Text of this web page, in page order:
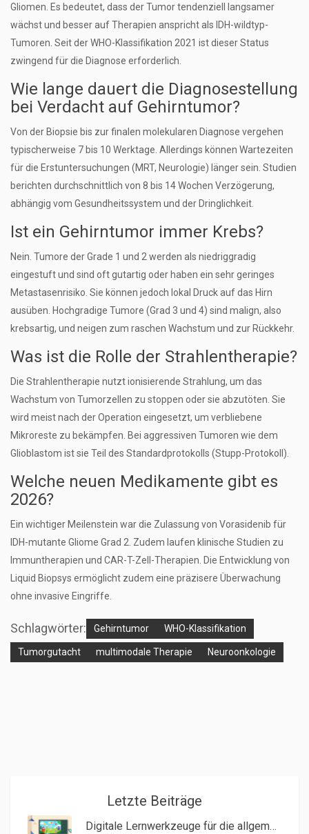
Gliomen. Es bedeutet, dass der Tumor tendenziell langsamer
wächst und besser auf Therapien anspricht als IDH-wildtyp-
Tumoren. Seit der WHO-Klassifikation 2021 ist dieser Status
zwingend für die Diagnose erforderlich.
Wie lange dauert die Diagnosestellung
bei Verdacht auf Gehirntumor?
Von der Biopsie bis zur finalen molekularen Diagnose vergehen
typischerweise 7 bis 10 Werktage. Allerdings können Wartezeiten
für die Erstuntersuchungen (MRT, Neurologie) länger sein. Studien
berichten durchschnittlich von 8 bis 14 Wochen Verzögerung,
abhängig vom Gesundheitssystem und der Dringlichkeit.
Ist ein Gehirntumor immer Krebs?
Nein. Tumore der Grade 1 und 2 werden als niedriggradig
eingestuft und sind oft gutartig oder haben ein sehr geringes
Metastasenrisiko. Sie können jedoch lokal Druck auf das Hirn
ausüben. Hochgradige Tumore (Grad 3 und 4) sind malign, also
krebsartig, und neigen zum raschen Wachstum und zur Rückkehr.
Was ist die Rolle der Strahlentherapie?
Die Strahlentherapie nutzt ionisierende Strahlung, um das
Wachstum von Tumorzellen zu stoppen oder sie abzutöten. Sie
wird meist nach der Operation eingesetzt, um verbliebene
Mikroreste zu bekämpfen. Bei aggressiven Tumoren wie dem
Glioblastom ist sie Teil des Standardprotokolls (Stupp-Protokoll).
Welche neuen Medikamente gibt es
2026?
Ein wichtiger Meilenstein war die Zulassung von Vorasidenib für
IDH-mutante Gliome Grad 2. Zudem laufen klinische Studien zu
Immuntherapien und CAR-T-Zell-Therapien. Die Entwicklung von
Liquid Biopsys ermöglicht zudem eine präzisere Überwachung
ohne invasive Eingriffe.
Schlagwörter: Gehirntumor WHO-Klassifikation
Tumorgutacht multimodale Therapie Neuroonkologie
Letzte Beiträge
Digitale Lernwerkzeuge für die allgemeine Bildung: Apps und E-Learning-Plattformen 2025